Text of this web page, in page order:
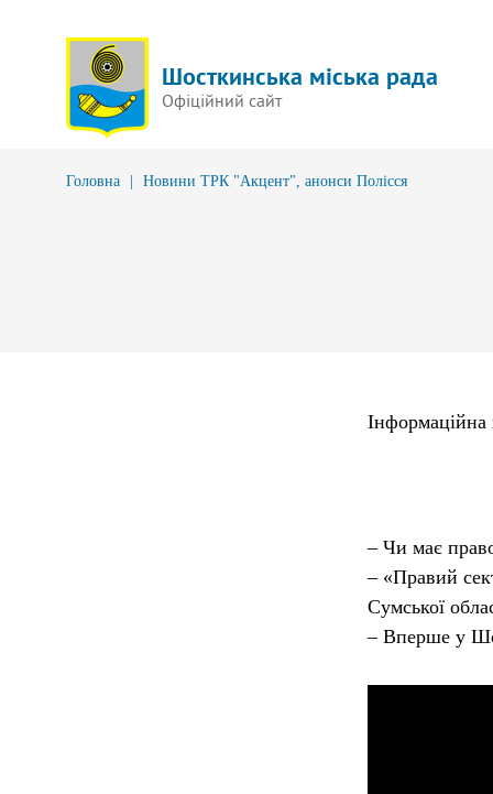
Шосткинська міська рада
Офіційний сайт
Головна Новини ТРК "Акцент", анонси Полісся
Інформаційна
– Чи має
– «Правий
Сумської
– Вперше у